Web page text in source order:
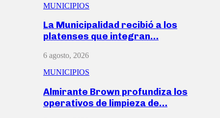
MUNICIPIOS
La Municipalidad recibió a los
platenses que integran…
6 agosto, 2026
MUNICIPIOS
Almirante Brown profundiza los
operativos de limpieza de…